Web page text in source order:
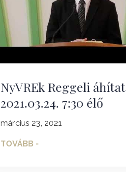
NyVREk Reggeli áhítat
2021.03.24. 7:30 élő
március 23, 2021
TOVÁBB -